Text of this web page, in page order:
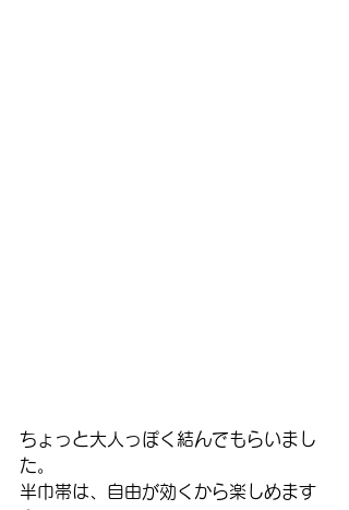
ちょっと大人っぽく結んでもらいまし
た。
半巾帯は、自由が効くから楽しめます